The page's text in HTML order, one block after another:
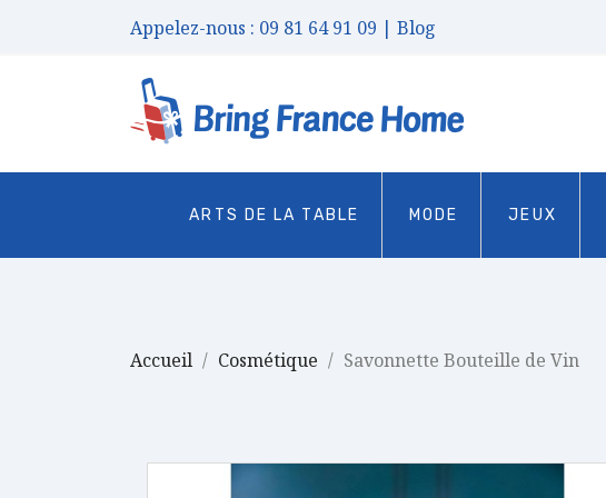
Appelez-nous : 09 81 64 91 09 | Blog
ARTS DE LA TABLE MODE JEUX
Accueil Cosmétique Savonnette Bouteille de Vin